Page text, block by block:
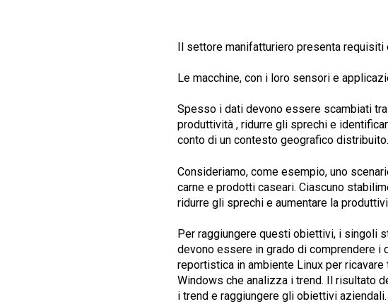
Il settore manifatturiero presenta
Le macchine, con i loro sensori e
Spesso i dati devono essere scambiati
produttività , ridurre gli sprechi e
conto di un contesto geografico distribuito.
Consideriamo, come esempio, uno
carne e prodotti caseari. Ciascuno
ridurre gli sprechi e aumentare la
Per raggiungere questi obiettivi, i singoli
devono essere in grado di comprendere i
reportistica in ambiente Linux per
Windows che analizza i trend. Il risultato
i trend e raggiungere gli obiettivi aziendali.